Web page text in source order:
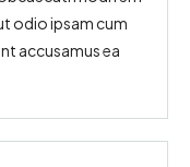
odio ipsam cum
accusamus ea